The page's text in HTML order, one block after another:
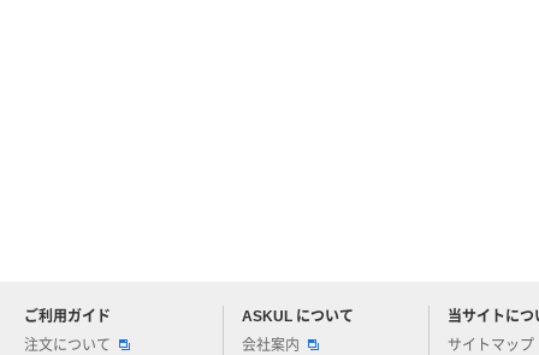
ご利用ガイド
注文について
ASKUL について
会社案内
当サイトにつ
サイトマップ
アスクルについてお気軽にご質問ください